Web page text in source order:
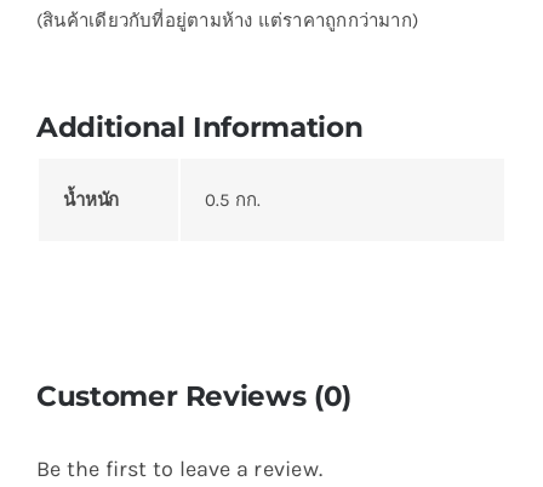
(สินค้าเดียวกับที่อยู่ตามห้าง แต่ราคาถูกกว่ามาก)
Additional Information
น้ำหนัก 0.5 กก.
Customer Reviews (0)
Be the first to leave a review.